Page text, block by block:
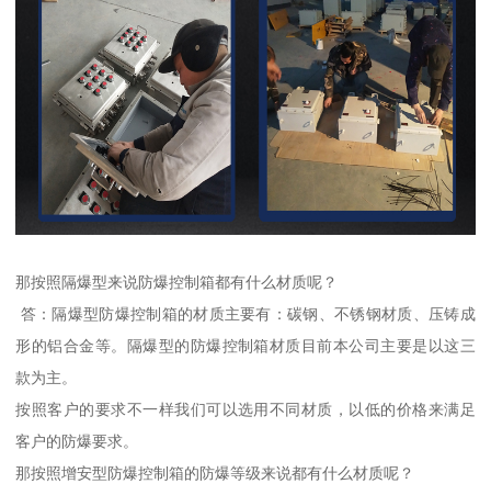
那按照隔爆型来说防爆控制箱都有什么材质呢？
答：隔爆型防爆控制箱的材质主要有：碳钢、不锈钢材质、压铸成
形的铝合金等。隔爆型的防爆控制箱材质目前本公司主要是以这三
款为主。
按照客户的要求不一样我们可以选用不同材质，以低的价格来满足
客户的防爆要求。
那按照增安型防爆控制箱的防爆等级来说都有什么材质呢？